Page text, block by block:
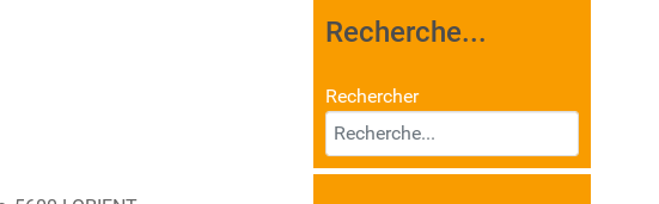
Recherche...
Rechercher